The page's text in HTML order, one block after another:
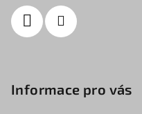
Informace pro vás